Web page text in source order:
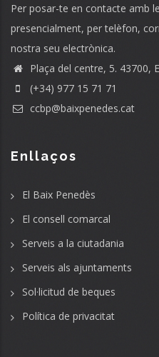
Per posar-te en contacte amb
presencialment, per telèfon,
nostra seu electrònica.
Plaça del centre, 5. 43700,
(+34) 977 15 71 71
ccbp@baixpenedes.cat
Enllaços
El Baix Penedès
El consell comarcal
Serveis a la ciutadania
Serveis als ajuntaments
Sol·licitud de beques
Política de privacitat